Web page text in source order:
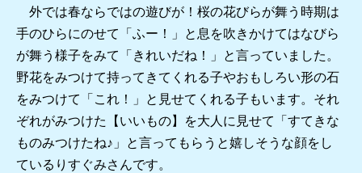
外では春ならではの遊びが！桜の花びらが舞う時期は
手のひらにのせて「ふー！」と息を吹きかけてはなびら
が舞う様子をみて「きれいだね！」と言っていました。
野花をみつけて持ってきてくれる子やおもしろい形の石
をみつけて「これ！」と見せてくれる子もいます。それ
ぞれがみつけた【いいもの】を大人に見せて「すてきな
ものみつけたね♪」と言ってもらうと嬉しそうな顔をし
ているりすぐみさんです。